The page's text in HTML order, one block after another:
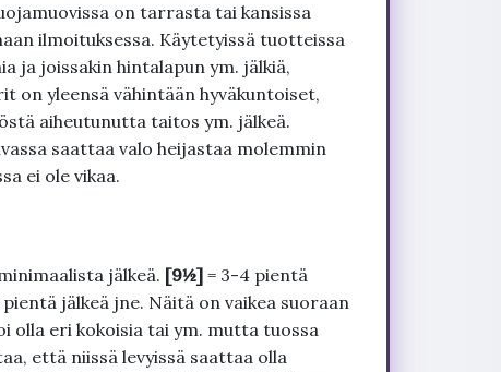
on tarrasta tai kansissa
ilmoituksessa. Käytetyissä tuotteissa
ja joissakin hintalapun ym. jälkiä,
on yleensä vähintään hyväkuntoiset,
aiheutunutta taitos ym. jälkeä.
saattaa valo heijastaa molemmin
ei ole vikaa.
jälkeä. [9½]= 3-4 pientä
pientä jälkeä jne. Näitä on vaikea suoraan
olla eri kokoisia tai ym. mutta tuossa
että niissä levyissä saattaa olla